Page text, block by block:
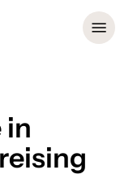
Menu
in